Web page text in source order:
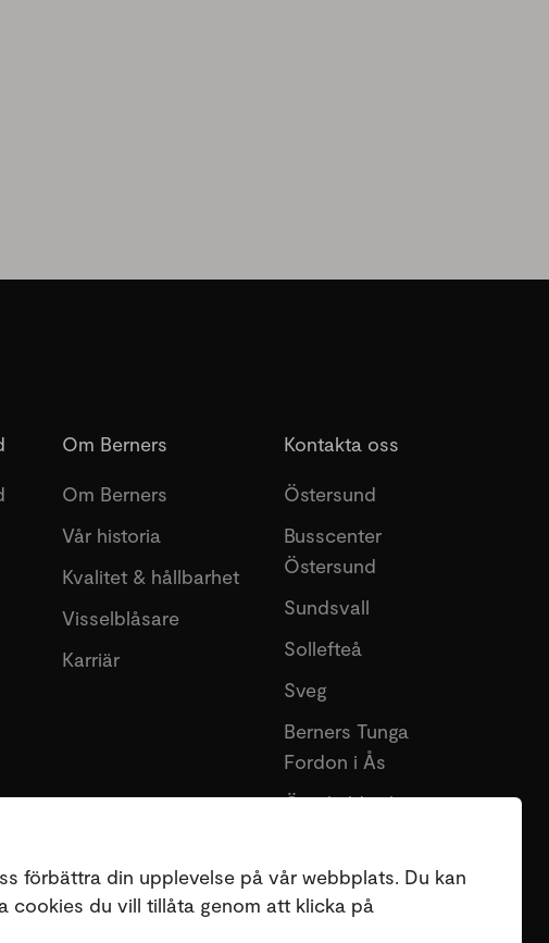
förbättra din upplevelse på vår webbplats. Du kan
cookies du vill tillåta genom att klicka på
Om Berners
Om Berners
Vår historia
Kvalitet & hållbarhet
Visselblåsare
Karriär
Kontakta oss
Östersund
Busscenter
Östersund
Sundsvall
Sollefteå
Sveg
Berners Tunga
Fordon i Ås
Örnsköldsvik